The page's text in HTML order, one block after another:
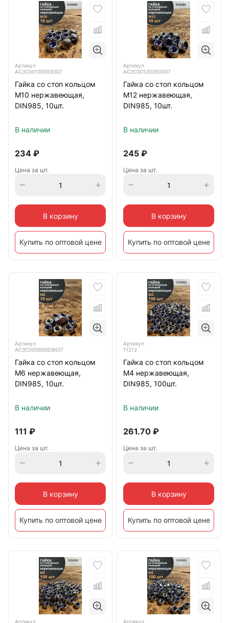
Артикул
АС3C00100093G07
Гайка со стоп кольцом
М10 нержавеющая,
DIN985, 10шт.
В наличии
234 ₽
Цена за шт.
В корзину
Купить по оптовой цене
Артикул
АС3C00120093G07
Гайка со стоп кольцом
М12 нержавеющая,
DIN985, 10шт.
В наличии
245 ₽
Цена за шт.
В корзину
Купить по оптовой цене
Артикул
АС3C00060093N07
Гайка со стоп кольцом
М6 нержавеющая,
DIN985, 10шт.
В наличии
111 ₽
Цена за шт.
В корзину
Купить по оптовой цене
Артикул
11212
Гайка со стоп кольцом
М4 нержавеющая,
DIN985, 100шт.
В наличии
261.70 ₽
Цена за шт.
В корзину
Купить по оптовой цене
Артикул Артикул